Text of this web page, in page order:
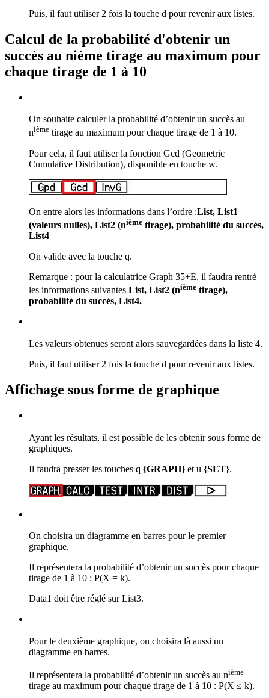
Puis, il faut utiliser 2 fois la touche d pour revenir aux listes.
Calcul de la probabilité d'obtenir un
succès au nième tirage au maximum pour
chaque tirage de 1 à 10
On souhaite calculer la probabilité d’obtenir un succès au
nième tirage au maximum pour chaque tirage de 1 à 10.
Pour cela, il faut utiliser la fonction Gcd (Geometric
Cumulative Distribution), disponible en touche w.
On entre alors les informations dans l’ordre :List, List1
(valeurs nulles), List2 (nième tirage), probabilité du succès,
List4
On valide avec la touche q.
Remarque : pour la calculatrice Graph 35+E, il faudra rentré
les informations suivantes List, List2 (nième tirage),
probabilité du succès, List4.
Les valeurs obtenues seront alors sauvegardées dans la liste 4.
Puis, il faut utiliser 2 fois la touche d pour revenir aux listes.
Affichage sous forme de graphique
Ayant les résultats, il est possible de les obtenir sous forme de
graphiques.
Il faudra presser les touches q {GRAPH} et u {SET}.
On choisira un diagramme en barres pour le premier
graphique.
Il représentera la probabilité d’obtenir un succès pour chaque
tirage de 1 à 10 : P(X = k).
Data1 doit être réglé sur List3.
Pour le deuxième graphique, on choisira là aussi un
diagramme en barres.
Il représentera la probabilité d’obtenir un succès au nième
tirage au maximum pour chaque tirage de 1 à 10 : P(X ≤ k).